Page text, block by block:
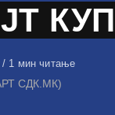
1 мин читање
СДК.МК)